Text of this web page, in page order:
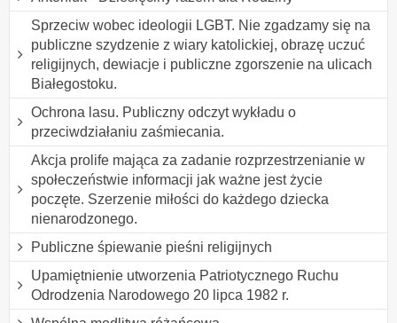
Sprzeciw wobec ideologii LGBT. Nie zgadzamy się na
publiczne szydzenie z wiary katolickiej, obrazę uczuć
religijnych, dewiacje i publiczne zgorszenie na ulicach
Białegostoku.
Ochrona lasu. Publiczny odczyt wykładu o
przeciwdziałaniu zaśmiecania.
Akcja prolife mająca za zadanie rozprzestrzenianie w
społeczeństwie informacji jak ważne jest życie
poczęte. Szerzenie miłości do każdego dziecka
nienarodzonego.
Publiczne śpiewanie pieśni religijnych
Upamiętnienie utworzenia Patriotycznego Ruchu
Odrodzenia Narodowego 20 lipca 1982 r.